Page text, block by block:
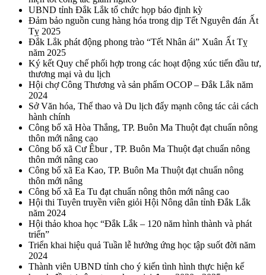
UBND tỉnh Đắk Lắk tổ chức họp báo định kỳ
Đảm bảo nguồn cung hàng hóa trong dịp Tết Nguyên đán Ất
Tỵ 2025
Đắk Lắk phát động phong trào “Tết Nhân ái” Xuân Ất Tỵ
năm 2025
Ký kết Quy chế phối hợp trong các hoạt động xúc tiến đầu tư,
thương mại và du lịch
Hội chợ Công Thương và sản phẩm OCOP – Đắk Lắk năm
2024
Sở Văn hóa, Thể thao và Du lịch đẩy mạnh công tác cải cách
hành chính
Công bố xã Hòa Thắng, TP. Buôn Ma Thuột đạt chuẩn nông
thôn mới nâng cao
Công bố xã Cư Êbur , TP. Buôn Ma Thuột đạt chuẩn nông
thôn mới nâng cao
Công bố xã Ea Kao, TP. Buôn Ma Thuột đạt chuẩn nông
thôn mới nâng
Công bố xã Ea Tu đạt chuẩn nông thôn mới nâng cao
Hội thi Tuyên truyền viên giỏi Hội Nông dân tỉnh Đắk Lắk
năm 2024
Hội thảo khoa học “Đắk Lắk – 120 năm hình thành và phát
triển”
Triển khai hiệu quả Tuần lễ hưởng ứng học tập suốt đời năm
2024
Thành viên UBND tỉnh cho ý kiến tình hình thực hiện kế